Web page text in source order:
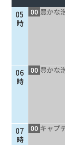
05
時
06
時
07
時
00 豊かな
00 豊かな
00 キャプ